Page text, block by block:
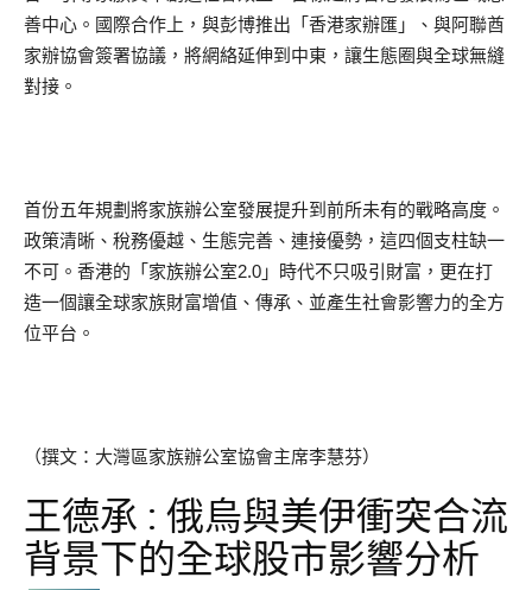
善中心。國際合作上，與彭博推出「香港家辦匯」、與阿聯酋
家辦協會簽署協議，將網絡延伸到中東，讓生態圈與全球無縫
對接。
首份五年規劃將家族辦公室發展提升到前所未有的戰略高度。
政策清晰、稅務優越、生態完善、連接優勢，這四個支柱缺一
不可。香港的「家族辦公室2.0」時代不只吸引財富，更在打
造一個讓全球家族財富增值、傳承、並產生社會影響力的全方
位平台。
（撰文：大灣區家族辦公室協會主席李慧芬）
王德承 : 俄烏與美伊衝突合流
背景下的全球股市影響分析